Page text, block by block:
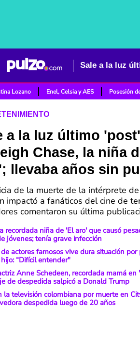
Lozano Enel, Celsia y AES Posesión
a la luz último
Chase, la niña
llevaba años sin
de la muerte de la intérprete
impactó a fanáticos del cine de
comentaron su última
recordada niña de 'El aro' que causó
jóvenes; tenía grave infección
actores famosos vive dura situación por
“Difícil entender"
Anne Schedeen, recordada mamá en
de despedida salpicó a Donald Trump
la televisión colombiana por muerte en
despedida luego de 20 años